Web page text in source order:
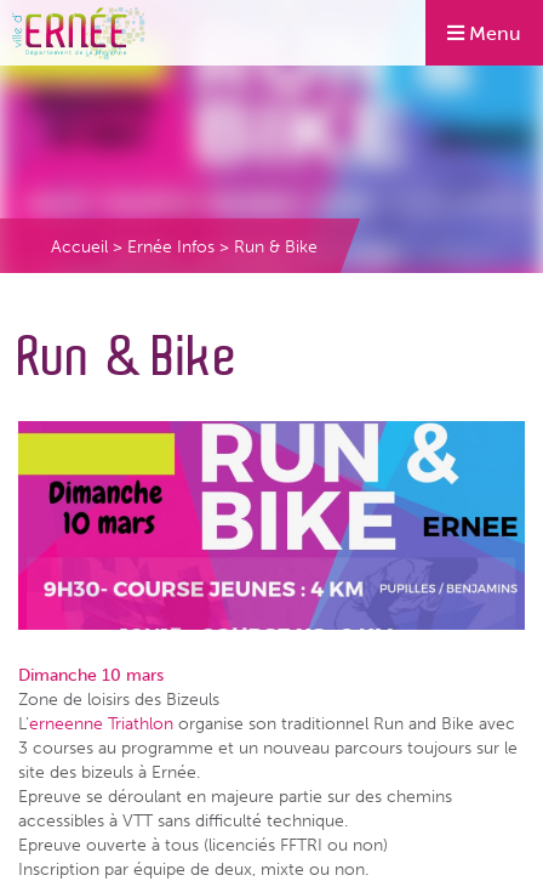
Menu
Accueil > Ernée Infos > Run & Bike
Run & Bike
Dimanche 10 mars
Zone de loisirs des Bizeuls
L’erneenne Triathlon organise son traditionnel Run and Bike avec
3 courses au programme et un nouveau parcours toujours sur le
site des bizeuls à Ernée.
Epreuve se déroulant en majeure partie sur des chemins
accessibles à VTT sans difficulté technique.
Epreuve ouverte à tous (licenciés FFTRI ou non)
Inscription par équipe de deux, mixte ou non.